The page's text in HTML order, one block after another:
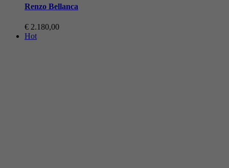
Renzo Bellanca
€ 2.180,00
Hot